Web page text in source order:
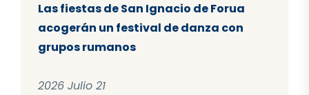
Las fiestas de San Ignacio de Forua
acogerán un festival de danza con
grupos rumanos
2026 Julio 21